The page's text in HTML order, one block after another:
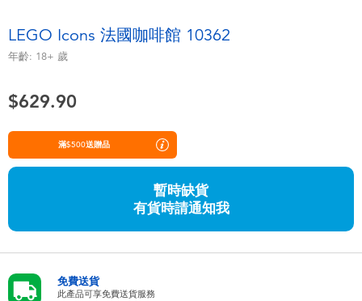
毛毛公仔玩具
夏日用品
嬰兒及學前玩具
盲盒
LEGO Icons 法國咖啡館 10362
年齡: 18+ 歲
$629.90
滿$500送贈品
暫時缺貨
有貨時請通知我
免費送貨
此產品可享免費送貨服務